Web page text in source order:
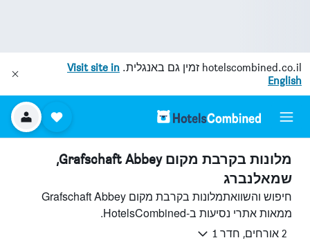
hotelscombined.co.il זמין גם באנגלית. Visit site in
English
מלונות בקרבת מקום Grafschaft Abbey,
שמאלנברג
חיפוש והשוואתמלונות בקרבת מקום Grafschaft Abbey
ממאות אתרי נסיעות ב-HotelsCombined.
2 אורחים, חדר 1